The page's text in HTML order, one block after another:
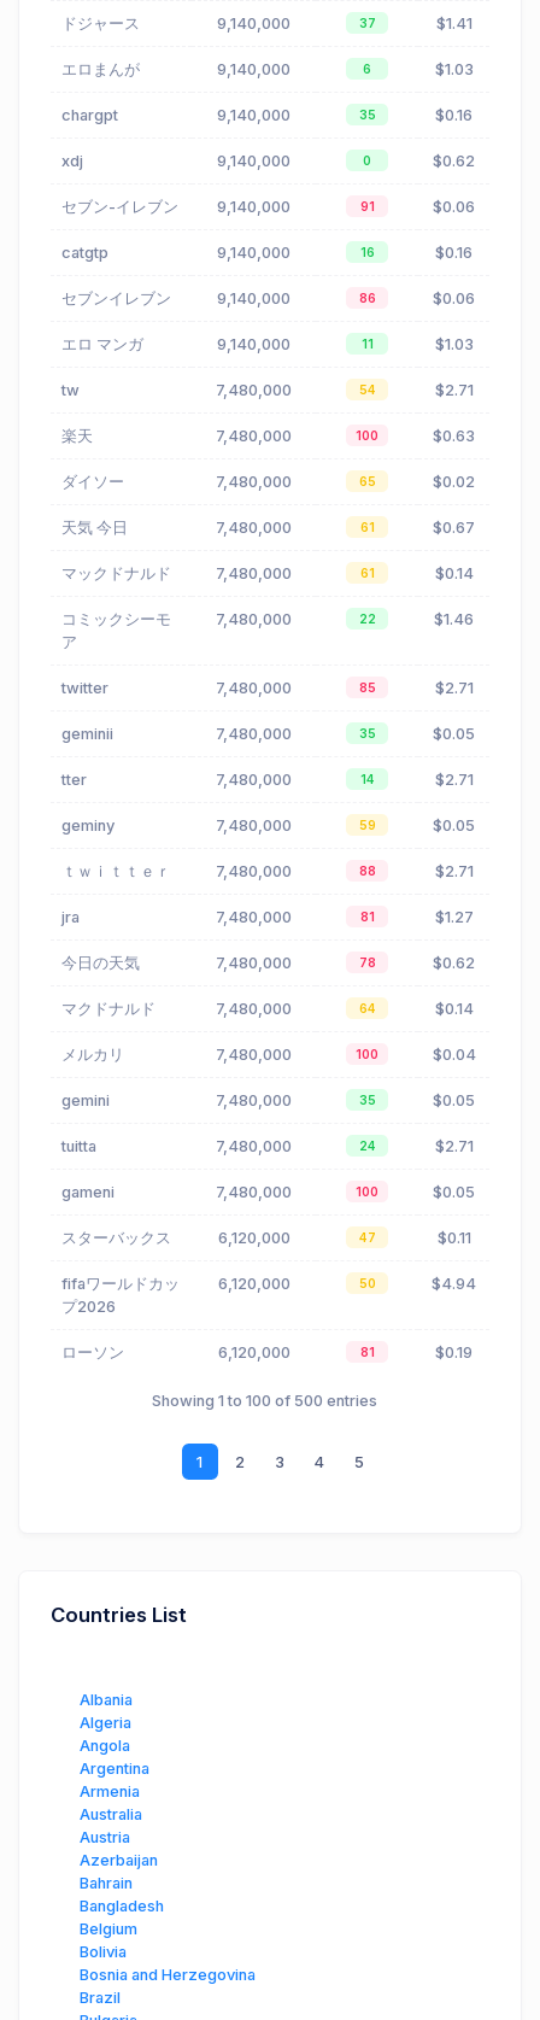
ドジャース 9,140,000 37 $1.41
エロまんが 9,140,000 6 $1.03
chargpt 9,140,000 35 $0.16
xdj 9,140,000 0 $0.62
セブン-イレブン 9,140,000 91 $0.06
catgtp 9,140,000 16 $0.16
セブンイレブン 9,140,000 86 $0.06
エロ マンガ 9,140,000 11 $1.03
tw 7,480,000 54 $2.71
楽天 7,480,000 100 $0.63
ダイソー 7,480,000 65 $0.02
天気 今日 7,480,000 61 $0.67
マックドナルド 7,480,000 61 $0.14
コミックシーモ
ア
7,480,000 22 $1.46
twitter 7,480,000 85 $2.71
geminii 7,480,000 35 $0.05
tter 7,480,000 14 $2.71
geminy 7,480,000 59 $0.05
ｔｗｉｔｔｅｒ 7,480,000 88 $2.71
jra 7,480,000 81 $1.27
今日の天気 7,480,000 78 $0.62
マクドナルド 7,480,000 64 $0.14
メルカリ 7,480,000 100 $0.04
gemini 7,480,000 35 $0.05
tuitta 7,480,000 24 $2.71
gameni 7,480,000 100 $0.05
スターバックス 6,120,000 47 $0.11
fifaワールドカッ
プ2026
6,120,000 50 $4.94
ローソン 6,120,000 81 $0.19
Showing 1 to 100 of 500 entries
1 2 3 4 5
Countries List
Albania
Algeria
Angola
Argentina
Armenia
Australia
Austria
Azerbaijan
Bahrain
Bangladesh
Belgium
Bolivia
Bosnia and Herzegovina
Brazil